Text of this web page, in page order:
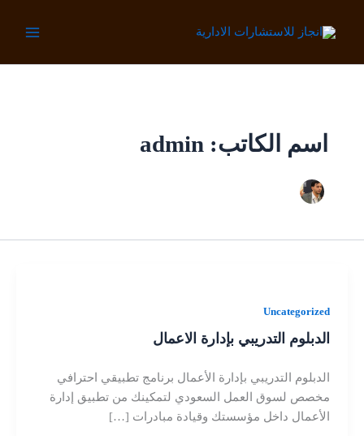
اسم الكاتب: admin
Uncategorized
الدبلوم التدريبي بإدارة الاعمال
الدبلوم التدريبي بإدارة الأعمال برنامج تطبيقي احترافي
مخصص لسوق العمل السعودي لتمكينك من تطبيق إدارة
الأعمال داخل مؤسستك وقيادة مبادرات […]